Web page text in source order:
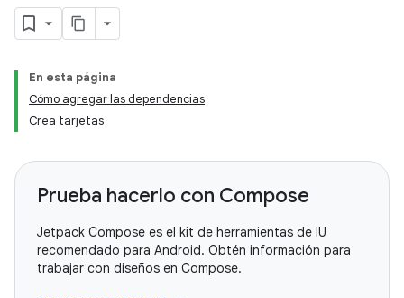
En esta página
Cómo agregar las dependencias
Crea tarjetas
Prueba hacerlo con Compose
Jetpack Compose es el kit de herramientas de IU
recomendado para Android. Obtén información para
trabajar con diseños en Compose.